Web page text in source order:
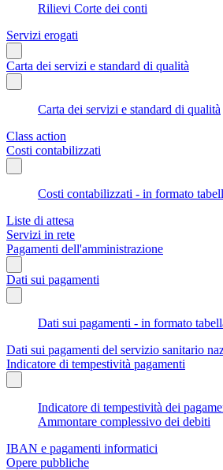
Rilievi Corte dei conti
Servizi erogati
Carta dei servizi e standard di qualità
Carta dei servizi e standard di qualità
Class action
Costi contabilizzati
Costi contabilizzati - in formato
Liste di attesa
Servizi in rete
Pagamenti dell'amministrazione
Dati sui pagamenti
Dati sui pagamenti - in formato
Dati sui pagamenti del servizio sanitario
Indicatore di tempestività pagamenti
Indicatore di tempestività dei
Ammontare complessivo dei debiti
IBAN e pagamenti informatici
Opere pubbliche